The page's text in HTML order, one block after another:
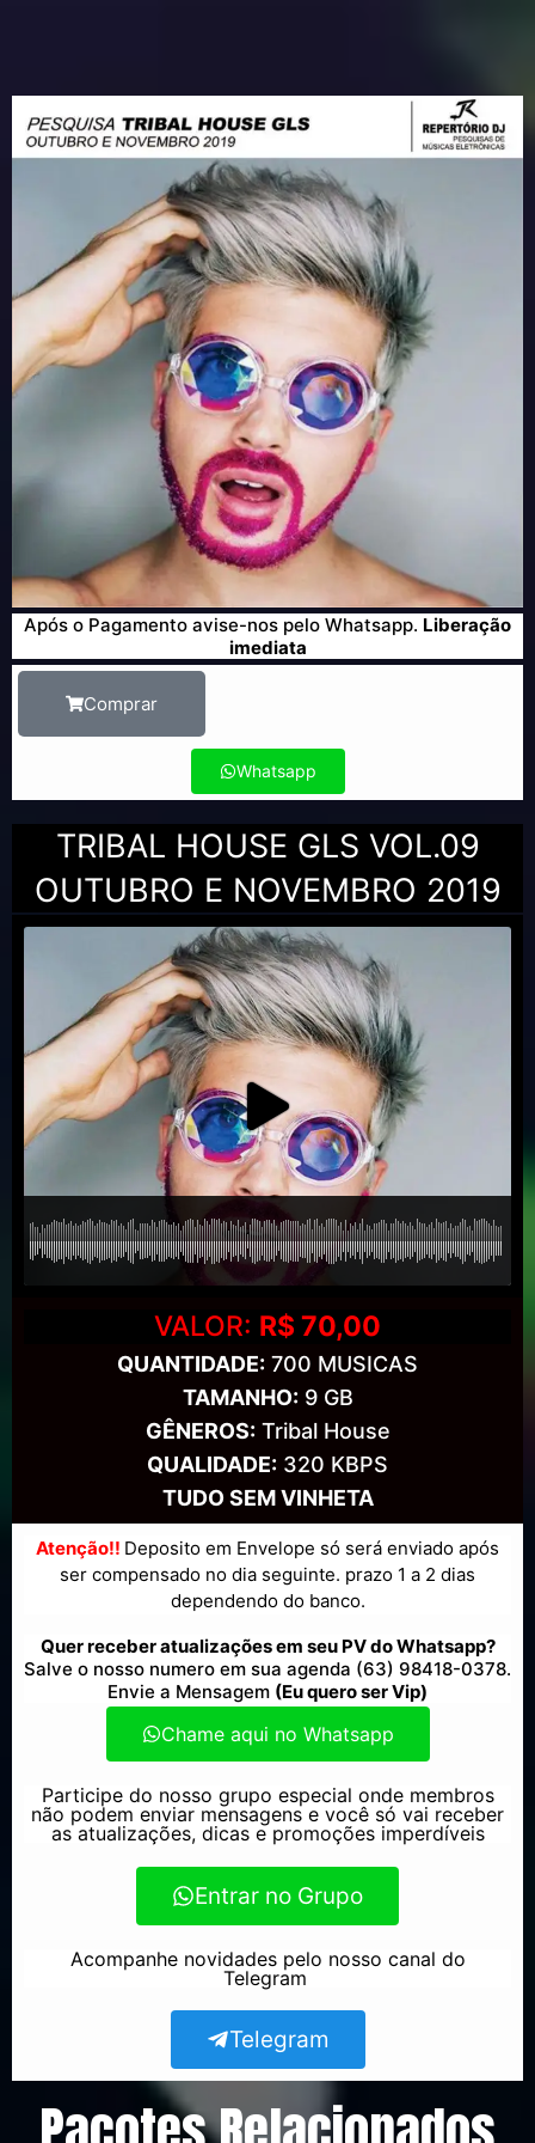
Após o Pagamento avise-nos pelo Whatsapp. Liberação
imediata
Comprar
Whatsapp
TRIBAL HOUSE GLS VOL.09
OUTUBRO E NOVEMBRO 2019
VALOR: R$ 70,00
QUANTIDADE: 700 MUSICAS
TAMANHO:9 GB
GÊNEROS:Tribal House
QUALIDADE: 320 KBPS
TUDO SEM VINHETA
Atenção!! Deposito em Envelope só será enviado após
ser compensado no dia seguinte. prazo 1 a 2 dias
dependendo do banco.
Quer receber atualizações em seu PV do Whatsapp?
Salve o nosso numero em sua agenda (63) 98418-0378.
Envie a Mensagem (Eu quero ser Vip)
Chame aqui no Whatsapp
Participe do nosso grupo especial onde membros
não podem enviar mensagens e você só vai receber
as atualizações, dicas e promoções imperdíveis
Entrar no Grupo
Acompanhe novidades pelo nosso canal do
Telegram
Telegram